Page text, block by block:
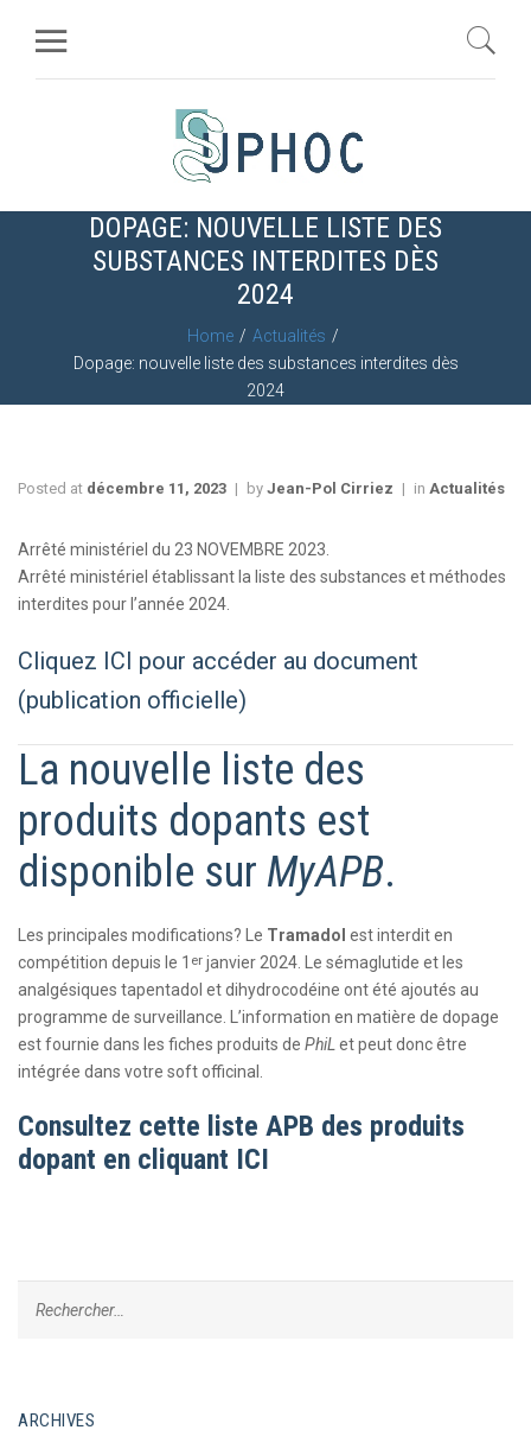
DOPAGE: NOUVELLE LISTE DES
SUBSTANCES INTERDITES DÈS
2024
Home
Actualités
Dopage: nouvelle liste des substances interdites dès
2024
Posted at décembre 11, 2023 by Jean-Pol Cirriez in Actualités
Arrêté ministériel du 23 NOVEMBRE 2023.
Arrêté ministériel établissant la liste des substances et méthodes
interdites pour l’année 2024.
Cliquez ICI pour accéder au document
(publication officielle)
La nouvelle liste des
produits dopants est
disponible sur MyAPB.
Les principales modifications? Le Tramadol est interdit en
compétition depuis le 1 er janvier 2024. Le sémaglutide et les
analgésiques tapentadol et dihydrocodéine ont été ajoutés au
programme de surveillance. L’information en matière de dopage
est fournie dans les fiches produits de PhiL et peut donc être
intégrée dans votre soft officinal.
Consultez cette liste APB des produits
dopant en cliquant ICI
ARCHIVES